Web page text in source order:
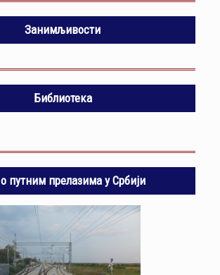
Занимљивости
Библиотека
путним прелазима у Србији